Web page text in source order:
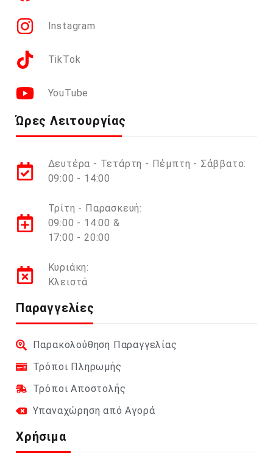
Instagram
TikTok
YouTube
Ώρες Λειτουργίας
Δευτέρα - Τετάρτη - Πέμπτη - Σάββατο:
09:00 - 14:00
Τρίτη - Παρασκευή:
09:00 - 14:00 &
17:00 - 20:00
Κυριάκη:
Κλειστά
Παραγγελίες
Παρακολούθηση Παραγγελίας
Τρόποι Πληρωμής
Τρόποι Αποστολής
Υπαναχώρηση από Αγορά
Χρήσιμα